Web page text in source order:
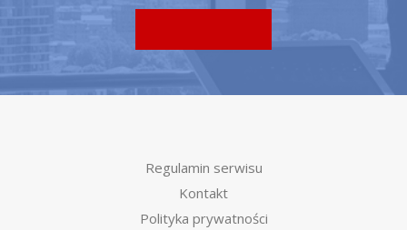
Regulamin serwisu
Kontakt
Polityka prywatności